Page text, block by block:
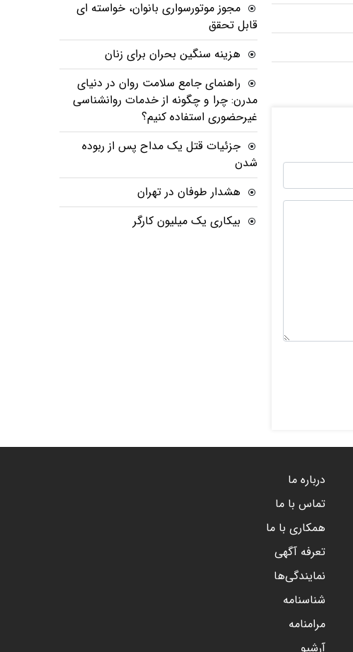
مجوز موتورسواری بانوان، خواسته ای
قابل تحقق
هزینه سنگین بحران برای زنان
راهنمای جامع سلامت روان در دنیای
مدرن: چرا و چگونه از خدمات روانشناسی
غیرحضوری استفاده کنیم؟
جزئیات قتل یک مداح پس از ربوده
شدن
هشدار طوفان در تهران
بیکاری یک میلیون کارگر
درباره ما
تماس با ما
همکاری با ما
تعرفه آگهی
نمایندگی‌ها
شناسنامه
مرامنامه
آرشیو